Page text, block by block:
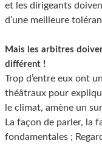
et les dirigeants
d’une meilleure
Mais les arbitres
différent !
Trop d’entre eux ont
théâtraux pour
le climat, amène un
La façon de parler, la
fondamentales ;